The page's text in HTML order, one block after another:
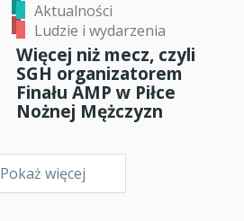
Aktualności
Ludzie i wydarzenia
Więcej niż mecz, czyli
SGH organizatorem
Finału AMP w Piłce
Nożnej Mężczyzn
Pokaż więcej